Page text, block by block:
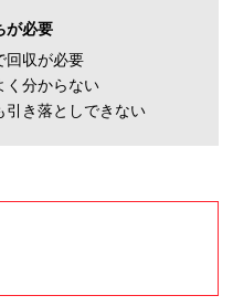
が必要
回収が必要
く分からない
引き落としできない